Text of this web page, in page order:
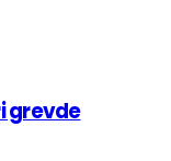
grevde